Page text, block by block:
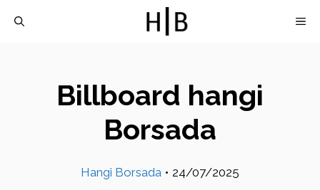
Billboard hangi
Borsada
Hangi Borsada • 24/07/2025